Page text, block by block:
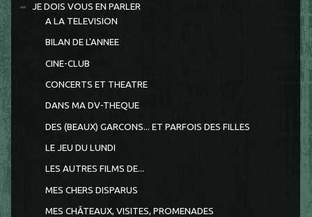
JE DOIS VOUS EN PARLER
A LA TELEVISION
BILAN DE L'ANNEE
CINE-CLUB
CONCERTS ET THEATRE
DANS MA DV-THEQUE
DES (BEAUX) GARCONS... ET PARFOIS DES FILLES
LE JEU DU LUNDI
LES AUTRES FILMS DE...
MES CHERS DISPARUS
MES CHÂTEAUX, VISITES, PROMENADES